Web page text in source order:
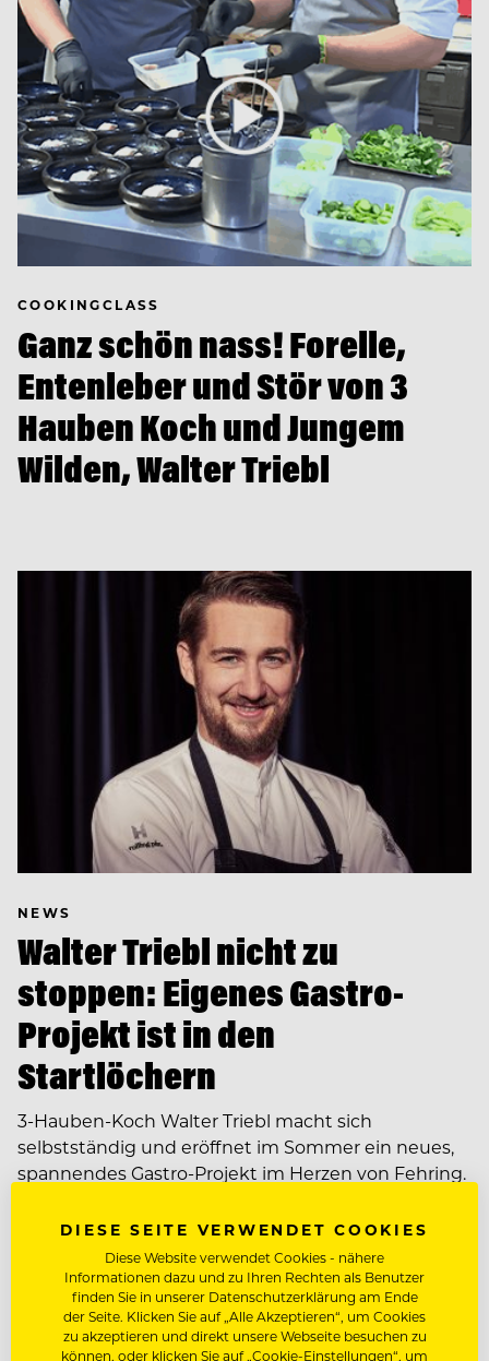
COOKINGCLASS
Ganz schön nass! Forelle,
Entenleber und Stör von 3
Hauben Koch und Jungem
Wilden, Walter Triebl
NEWS
Walter Triebl nicht zu
stoppen: Eigenes Gastro-
Projekt ist in den
Startlöchern
3-Hauben-Koch Walter Triebl macht sich
selbstständig und eröffnet im Sommer ein neues,
spannendes Gastro-Projekt im Herzen von Fehring.
DIESE SEITE VERWENDET COOKIES
Diese Website verwendet Cookies - nähere
Informationen dazu und zu Ihren Rechten als Benutzer
finden Sie in unserer Datenschutzerklärung am Ende
der Seite. Klicken Sie auf „Alle Akzeptieren“, um Cookies
zu akzeptieren und direkt unsere Webseite besuchen zu
können, oder klicken Sie auf „Cookie-Einstellungen“, um